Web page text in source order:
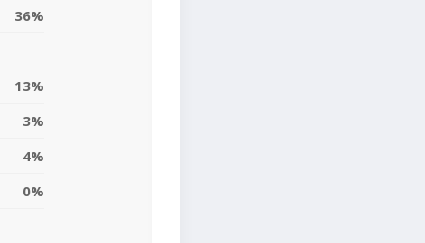
36%
13%
3%
4%
0%